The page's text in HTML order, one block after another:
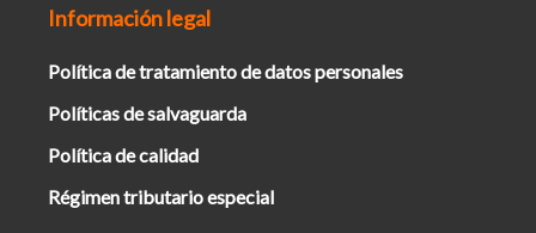
Información legal
Política de tratamiento de datos personales
Políticas de salvaguarda
Política de calidad
Régimen tributario especial